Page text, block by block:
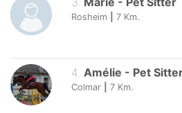
Rosheim 7 Km.
4 Amélie - Pet
Colmar 7 Km.